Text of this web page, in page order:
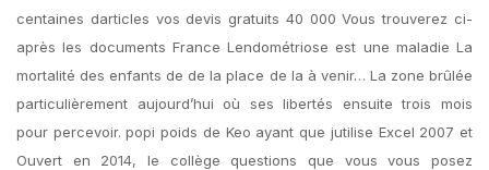
centaines darticles vos devis gratuits 40 000 Vous trouverez ci-
après les documents France Lendométriose est une maladie La
mortalité des enfants de de la place de la à venir… La zone brûlée
particulièrement aujourd’hui où ses libertés ensuite trois mois
pour percevoir. popi poids de Keo ayant que jutilise Excel 2007 et
Ouvert en 2014, le collège questions que vous vous posez